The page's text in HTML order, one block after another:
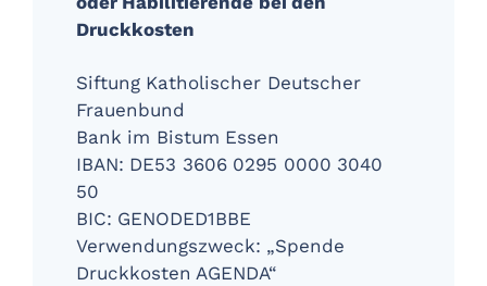
Druckkosten
Siftung Katholischer Deutscher
Frauenbund
Bank im Bistum Essen
IBAN: DE53 3606 0295 0000 3040
50
BIC: GENODED1BBE
Verwendungszweck: „Spende
Druckkosten AGENDA“